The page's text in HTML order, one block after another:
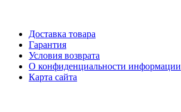
Доставка товара
Гарантия
Условия возврата
О конфиденциальности информации
Карта сайта